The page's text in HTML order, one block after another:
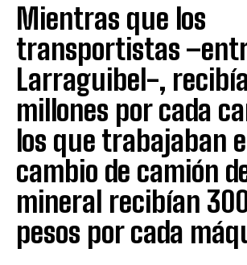
Mientras que los
transportistas
Larraguibel-,
millones por cada
los que trabajaban
cambio de camión
mineral recibían
pesos por cada